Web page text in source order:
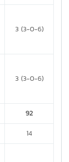
3 (3-0-6)
3 (3-0-6)
92
14